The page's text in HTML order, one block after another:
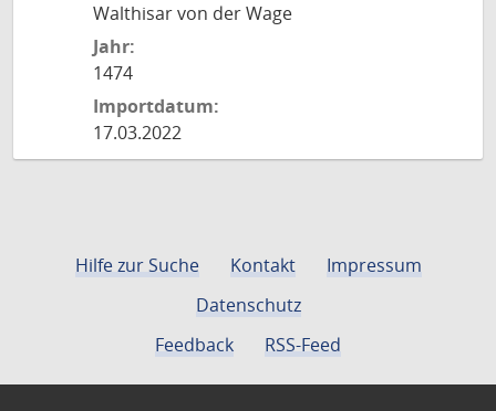
Walthisar von der Wage
Jahr:
1474
Importdatum:
17.03.2022
Hilfe zur Suche Kontakt
Impressum
Datenschutz
Feedback
RSS-Feed